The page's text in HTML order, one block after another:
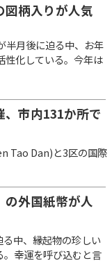
図柄入りが人気
月後に迫る中、お年
性化している。今年は
市内131か所で
Tao Dan)と3区の国際
外国紙幣が人
中、縁起物の珍しい
。幸運を呼び込むと言